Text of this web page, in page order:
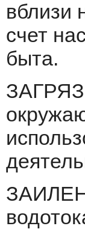
вблизи
счет
быта.